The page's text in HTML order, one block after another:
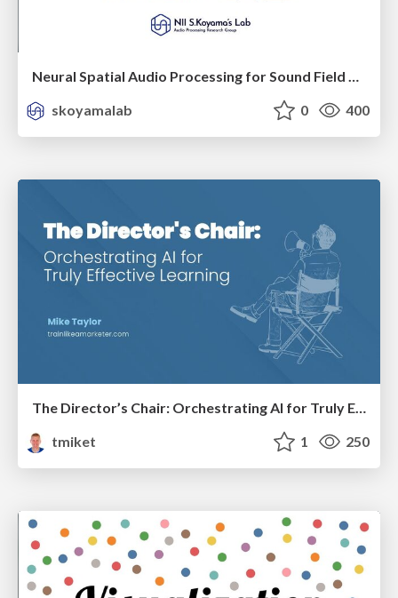
Neural Spatial Audio Processing for Sound Field Analysis and Control
skoyamalab
0 400
The Director’s Chair: Orchestrating AI for Truly Effective Learning
tmiket
1 250